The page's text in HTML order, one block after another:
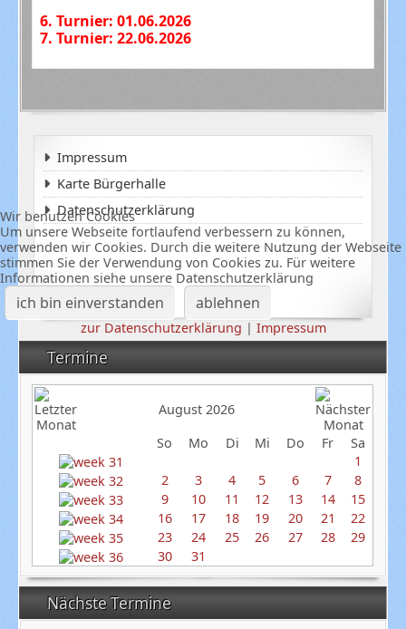
Termine
August 2026
So
Mo Di Mi Do Fr
Sa
1
2
3 4 5 6 7
8
9
10 11 12 13 14
15
16
17 18 19 20 21
22
23
24 25 26 27 28
29
30
31
Nächste Termine
6. Turnier: 01.06.2026
7. Turnier: 22.06.2026
Impressum
Karte Bürgerhalle
Datenschutzerklärung
Wir benutzen Cookies
Um unsere Webseite fortlaufend verbessern zu können,
verwenden wir Cookies. Durch die weitere Nutzung der Webseite
stimmen Sie der Verwendung von Cookies zu. Für weitere
Informationen siehe unsere Datenschutzerklärung
ich bin einverstanden ablehnen
zur Datenschutzerklärung | Impressum